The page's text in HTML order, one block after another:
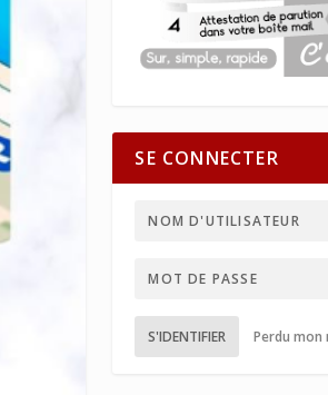
SE CONNECTER
S'IDENTIFIER Perdu mon